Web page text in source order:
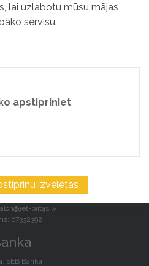
SIA
40003044897
noliktava:
birojs.lv
67332392
SEB Banka
lai uzlabotu mūsu mājas
servisu.
apstipriniet
izvēlētās